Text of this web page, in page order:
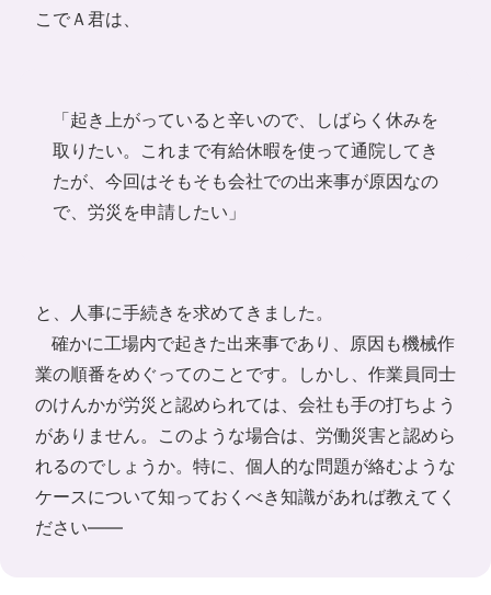
こでＡ君は、
「起き上がっていると辛いので、しばらく休みを
取りたい。これまで有給休暇を使って通院してき
たが、今回はそもそも会社での出来事が原因なの
で、労災を申請したい」
と、人事に手続きを求めてきました。
確かに工場内で起きた出来事であり、原因も機械作
業の順番をめぐってのことです。しかし、作業員同士
のけんかが労災と認められては、会社も手の打ちよう
がありません。このような場合は、労働災害と認めら
れるのでしょうか。特に、個人的な問題が絡むような
ケースについて知っておくべき知識があれば教えてく
ださい――